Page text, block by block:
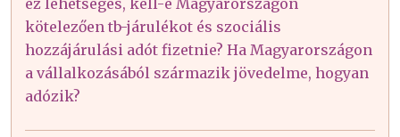
kötelezően tb-járulékot és szociális
hozzájárulási adót fizetnie? Ha Magyarországon
a vállalkozásából származik jövedelme, hogyan
adózik?